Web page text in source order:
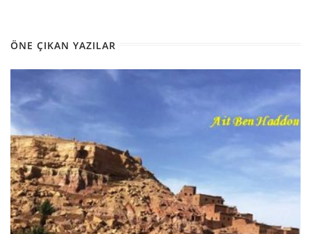
ÖNE ÇIKAN YAZILAR